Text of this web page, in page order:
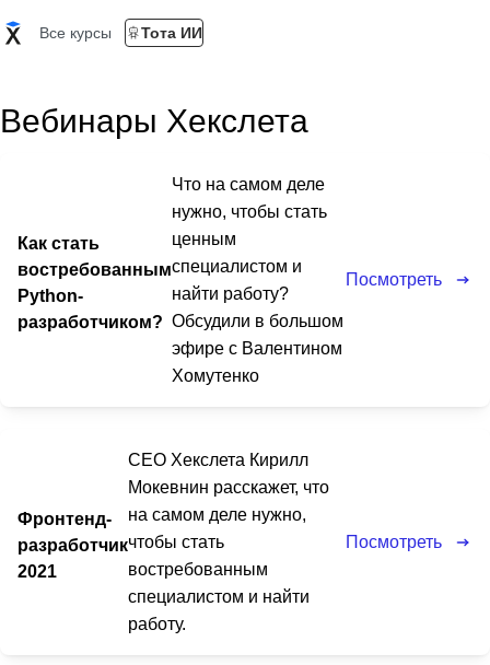
Все курсы Тота ИИ
Вебинары Хекслета
Как стать
востребованным
Python-
разработчиком?
Что на самом деле
нужно, чтобы стать
ценным
специалистом и
найти работу?
Обсудили в большом
эфире с Валентином
Хомутенко
Посмотреть
Фронтенд-
разработчик
2021
CEO Хекслета Кирилл
Мокевнин расскажет, что
на самом деле нужно,
чтобы стать
востребованным
специалистом и найти
работу.
Посмотреть